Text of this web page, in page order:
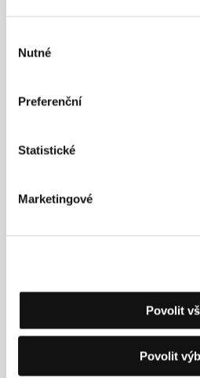
souhlasu
Nutné
Preferenční
Statistické
Marketingové
Povolit
Povolit
Makhmalbaf Film House
Fax: +98 218 952 200
73 rue Sainte-Anne, 75002,
Francie